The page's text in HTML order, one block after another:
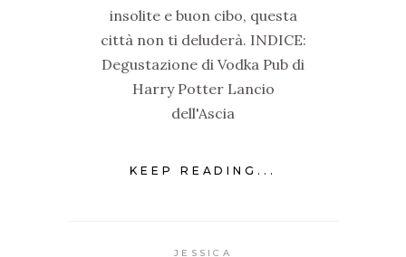
insolite e buon cibo, questa
città non ti deluderà. INDICE:
Degustazione di Vodka Pub di
Harry Potter Lancio
dell'Ascia
KEEP READING...
JESSICA